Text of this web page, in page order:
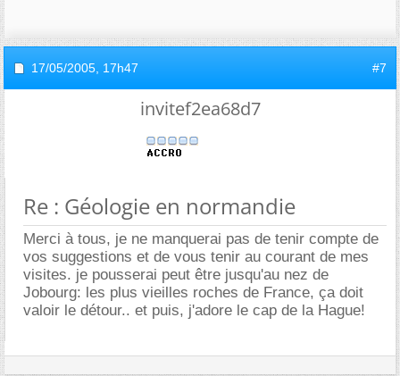
17/05/2005, 17h47 #7
invitef2ea68d7
Re : Géologie en normandie
Merci à tous, je ne manquerai pas de tenir compte de
vos suggestions et de vous tenir au courant de mes
visites. je pousserai peut être jusqu'au nez de
Jobourg: les plus vieilles roches de France, ça doit
valoir le détour.. et puis, j'adore le cap de la Hague!